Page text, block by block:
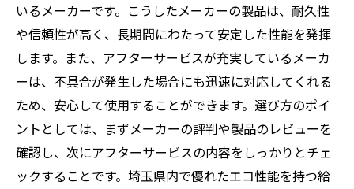
埼玉県の地元密着型給湯器メーカーの選び方
地元密着型メーカーの強みと魅力
埼玉県の地域特性に適した給湯器選び
地域密着型サービスがもたらす安心感
地元メーカー選びが地域経済に与える影響
地域特性を理解した給湯器選びのメリット
埼玉県で支持される地元メーカーの魅力
いるメーカーです。こうしたメーカーの製品は、耐久性
や信頼性が高く、長期間にわたって安定した性能を発揮
します。また、アフターサービスが充実しているメーカ
ーは、不具合が発生した場合にも迅速に対応してくれる
ため、安心して使用することができます。選び方のポイ
ントとしては、まずメーカーの評判や製品のレビューを
確認し、次にアフターサービスの内容をしっかりとチェ
ックすることです。埼玉県内で優れたエコ性能を持つ給